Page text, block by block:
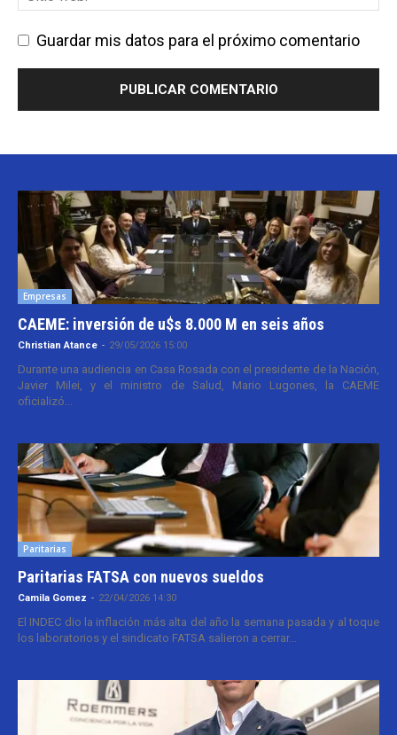
Guardar mis datos para el próximo comentario
Empresas
CAEME: inversión de u$s 8.000 M en seis años
Christian Atance - 29/05/2026 15:00
Durante una audiencia en Casa Rosada con el presidente de la Nación,
Javier Milei, y el ministro de Salud, Mario Lugones, la CAEME
oficializó...
Paritarias
Paritarias FATSA con nuevos sueldos
Camila Gomez - 22/04/2026 14:30
El INDEC dio la inflación más alta del año la semana pasada y al toque
los laboratorios y el sindicato FATSA salieron a cerrar...